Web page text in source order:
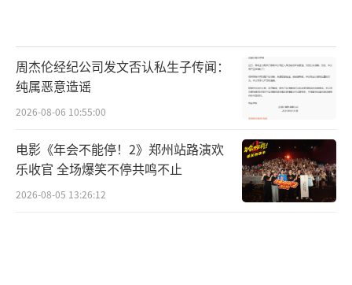
周杰伦经纪公司发文否认私生子传闻：
纯属恶意造谣
2026-08-06 10:55:00
电影《年会不能停！2》郑州站路演欢
乐收官 全场爆笑不停共鸣不止
2026-08-05 13:26:12